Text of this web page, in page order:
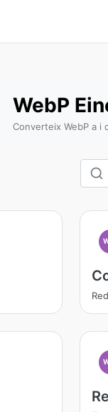
WebP
Converteix WebP a i